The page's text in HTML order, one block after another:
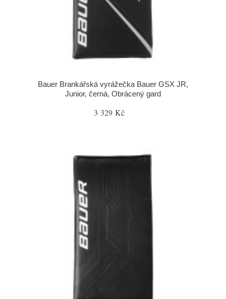
Bauer Brankářská vyrážečka Bauer GSX JR,
Junior, černá, Obrácený gard
3 329 Kč